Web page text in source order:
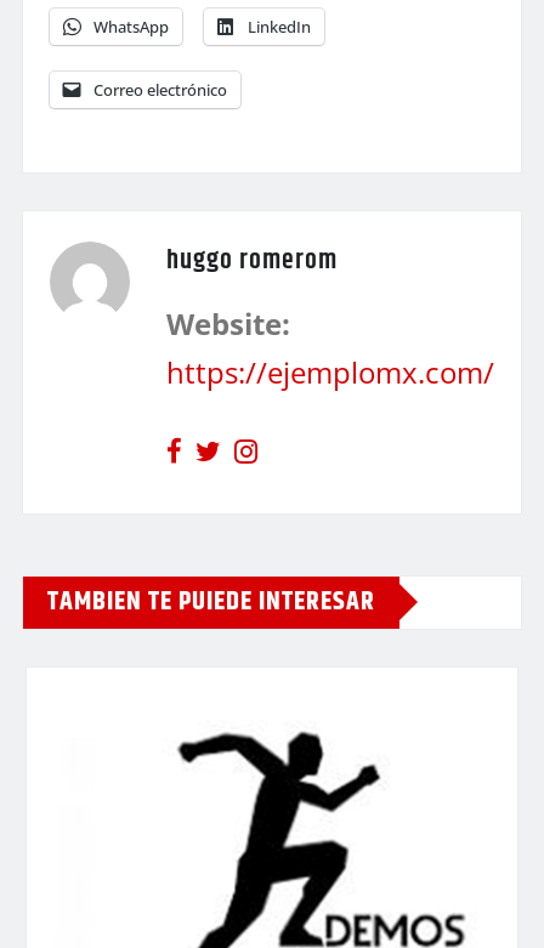
WhatsApp LinkedIn
Correo electrónico
huggo romerom
Website:
https://ejemplomx.com/
TAMBIEN TE PUIEDE INTERESAR